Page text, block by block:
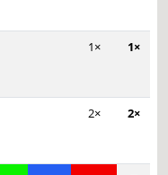
1× 1×
2× 2×